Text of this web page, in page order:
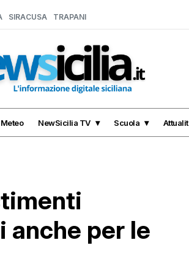
SIRACUSA TRAPANI
Meteo NewSicilia TV Scuola
per le